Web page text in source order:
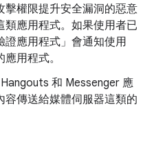
擊權限提升安全漏洞的惡意
類應用程式。如果使用者已
證應用程式」會通知使用
用程式。
和 Messenger 應
容傳送給媒體伺服器這類的